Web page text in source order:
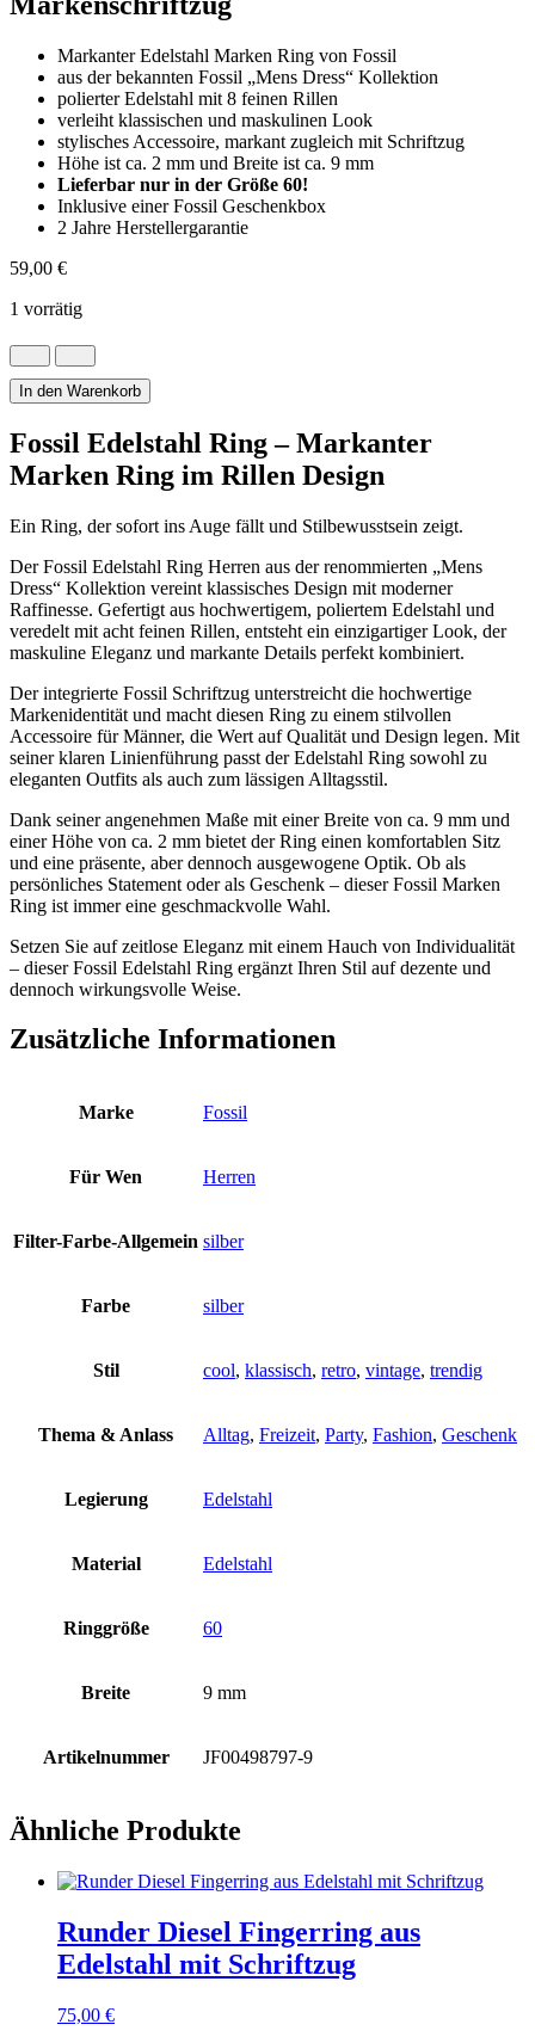
Markanter Edelstahl Marken Ring von Fossil
aus der bekannten Fossil „Mens Dress“ Kollektion
polierter Edelstahl mit 8 feinen Rillen
verleiht klassischen und maskulinen Look
stylisches Accessoire, markant zugleich mit Schriftzug
Höhe ist ca. 2 mm und Breite ist ca. 9 mm
Lieferbar nur in der Größe 60!
Inklusive einer Fossil Geschenkbox
2 Jahre Herstellergarantie
59,00 €
1 vorrätig
Polierter
Fossil
Marken
mit
Markenschriftzug
Menge
In den Warenkorb
Fossil Edelstahl Ring – Markanter
Marken Ring im Rillen Design
Ein Ring, der sofort ins Auge fällt und Stilbewusstsein zeigt.
Der Fossil Edelstahl Ring Herren aus der renommierten „Mens
Dress“ Kollektion vereint klassisches Design mit moderner
Raffinesse. Gefertigt aus hochwertigem, poliertem Edelstahl und
veredelt mit acht feinen Rillen, entsteht ein einzigartiger Look, der
maskuline Eleganz und markante Details perfekt kombiniert.
Der integrierte Fossil Schriftzug unterstreicht die hochwertige
Markenidentität und macht diesen Ring zu einem stilvollen
Accessoire für Männer, die Wert auf Qualität und Design legen. Mit
seiner klaren Linienführung passt der Edelstahl Ring sowohl zu
eleganten Outfits als auch zum lässigen Alltagsstil.
Dank seiner angenehmen Maße mit einer Breite von ca. 9 mm und
einer Höhe von ca. 2 mm bietet der Ring einen komfortablen Sitz
und eine präsente, aber dennoch ausgewogene Optik. Ob als
persönliches Statement oder als Geschenk – dieser Fossil Marken
Ring ist immer eine geschmackvolle Wahl.
Setzen Sie auf zeitlose Eleganz mit einem Hauch von Individualität
– dieser Fossil Edelstahl Ring ergänzt Ihren Stil auf dezente und
dennoch wirkungsvolle Weise.
Zusätzliche Informationen
Marke Fossil
Für Wen Herren
Filter-Farbe-Allgemein silber
Farbe silber
Stil cool, klassisch, retro, vintage, trendig
Thema & Anlass Alltag, Freizeit, Party, Fashion, Geschenk
Legierung Edelstahl
Material Edelstahl
Ringgröße 60
Breite 9 mm
Artikelnummer JF00498797-9
Ähnliche Produkte
Runder Diesel Fingerring aus
Edelstahl mit Schriftzug
75,00 €